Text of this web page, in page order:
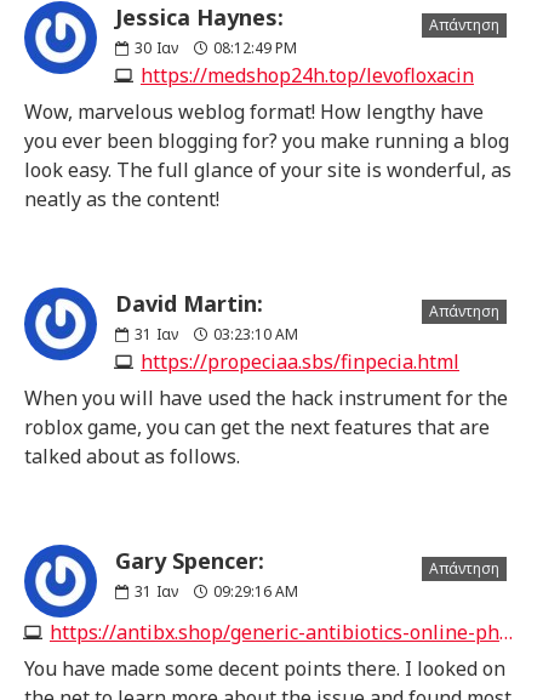
Jessica Haynes:
30 Ιαν 08:12:49 PM
https://medshop24h.top/levofloxacin
Απάντηση
Wow, marvelous weblog format! How lengthy have
you ever been blogging for? you make running a blog
look easy. The full glance of your site is wonderful, as
neatly as the content!
David Martin:
31 Ιαν 03:23:10 AM
https://propeciaa.sbs/finpecia.html
Απάντηση
When you will have used the hack instrument for the
roblox game, you can get the next features that are
talked about as follows.
Gary Spencer:
31 Ιαν 09:29:16 AM
https://antibx.shop/generic-antibiotics-online-pharmacy.html
Απάντηση
You have made some decent points there. I looked on